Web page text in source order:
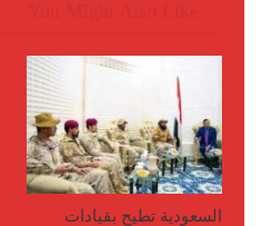
السعودية تطيح بقيادات